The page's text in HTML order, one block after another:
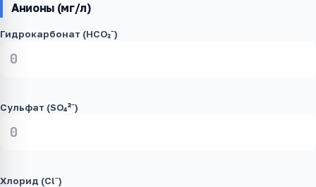
Анионы (мг/л)
Гидрокарбонат (HCO₃⁻)
Сульфат (SO₄²⁻)
Хлорид (Cl⁻)